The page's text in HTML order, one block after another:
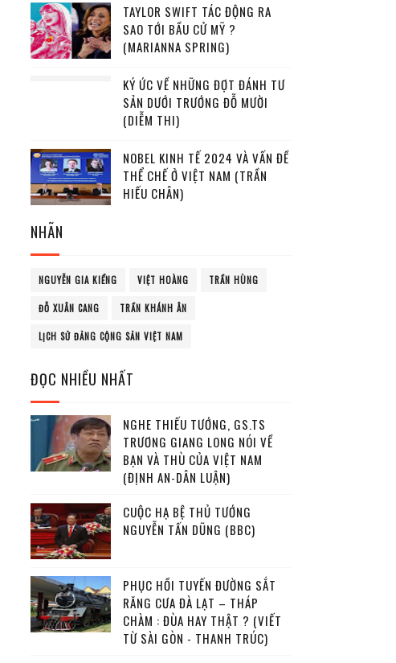
TAYLOR SWIFT TÁC ĐỘNG RA
SAO TỚI BẦU CỬ MỸ ?
(MARIANNA SPRING)
KÝ ỨC VỀ NHỮNG ĐỢT ĐÁNH TƯ
SẢN DƯỚI TRƯỚNG ĐỖ MƯỜI
(DIỄM THI)
NOBEL KINH TẾ 2024 VÀ VẤN ĐỀ
THỂ CHẾ Ở VIỆT NAM (TRẦN
HIẾU CHÂN)
NHÃN
NGUYỄN GIA KIỂNG VIỆT HOÀNG TRẦN HÙNG
ĐỖ XUÂN CANG TRẦN KHÁNH ÂN
LỊCH SỬ ĐẢNG CỘNG SẢN VIỆT NAM
ĐỌC NHIỀU NHẤT
NGHE THIẾU TƯỚNG, GS.TS
TRƯƠNG GIANG LONG NÓI VỀ
BẠN VÀ THÙ CỦA VIỆT NAM
(ĐỊNH AN-DÂN LUẬN)
CUỘC HẠ BỆ THỦ TƯỚNG
NGUYỄN TẤN DŨNG (BBC)
PHỤC HỒI TUYẾN ĐƯỜNG SẮT
RĂNG CƯA ĐÀ LẠT – THÁP
CHÀM : ĐÙA HAY THẬT ? (VIẾT
TỪ SÀI GÒN - THANH TRÚC)